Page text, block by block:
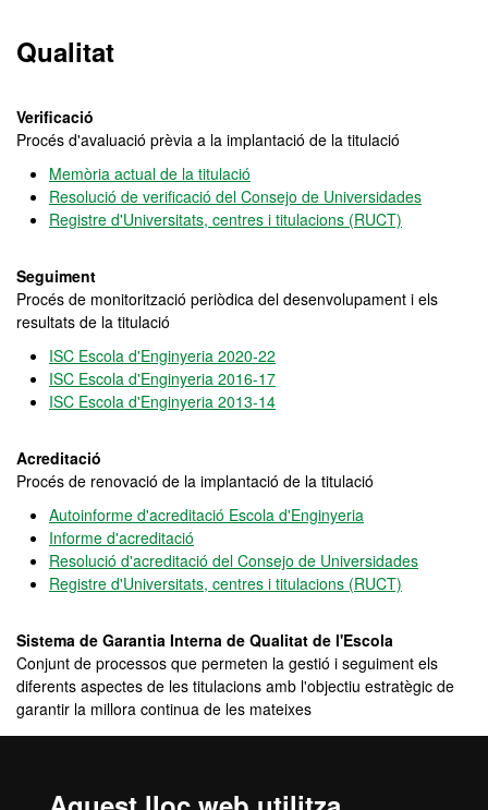
Qualitat
Verificació
Procés d'avaluació prèvia a la implantació de la titulació
Memòria actual de la titulació
Resolució de verificació del Consejo de Universidades
Registre d'Universitats, centres i titulacions (RUCT)
Seguiment
Procés de monitorització periòdica del desenvolupament i els
resultats de la titulació
ISC Escola d'Enginyeria 2020-22
ISC Escola d'Enginyeria 2016-17
ISC Escola d'Enginyeria 2013-14
Acreditació
Procés de renovació de la implantació de la titulació
Autoinforme d'acreditació Escola d'Enginyeria
Informe d'acreditació
Resolució d'acreditació del Consejo de Universidades
Registre d'Universitats, centres i titulacions (RUCT)
Sistema de Garantia Interna de Qualitat de l'Escola
Conjunt de processos que permeten la gestió i seguiment els
diferents aspectes de les titulacions amb l'objectiu estratègic de
garantir la millora continua de les mateixes
Sistema de Garantia Interna de Qualitat